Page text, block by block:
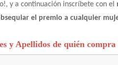
y a continuación inscríbete con el
el premio a cualquier
y Apellidos de quién compra